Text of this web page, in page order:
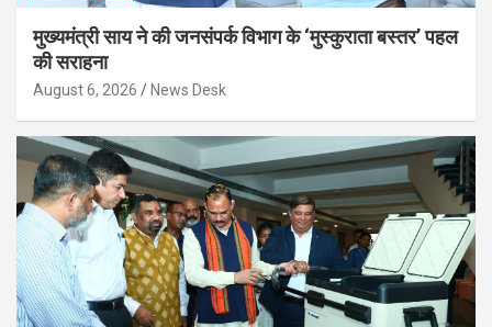
मुख्यमंत्री साय ने की जनसंपर्क विभाग के ‘मुस्कुराता बस्तर’ पहल
की सराहना
August 6, 2026 News Desk